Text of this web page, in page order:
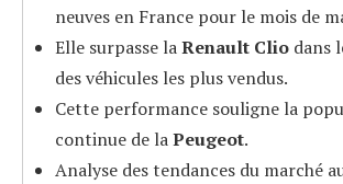
neuves en France pour le mois de
Elle surpasse laRenault Cliodans
des véhicules les plus vendus.
Cette performance souligne la
continue de laPeugeot.
Analyse des tendances du marché